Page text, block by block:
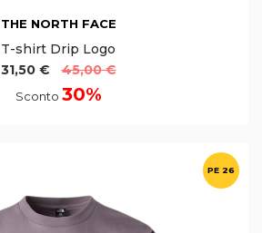
THE NORTH FACE
T-shirt Drip Logo
31,50 €
45,00 €
Sconto 30%
PE 26